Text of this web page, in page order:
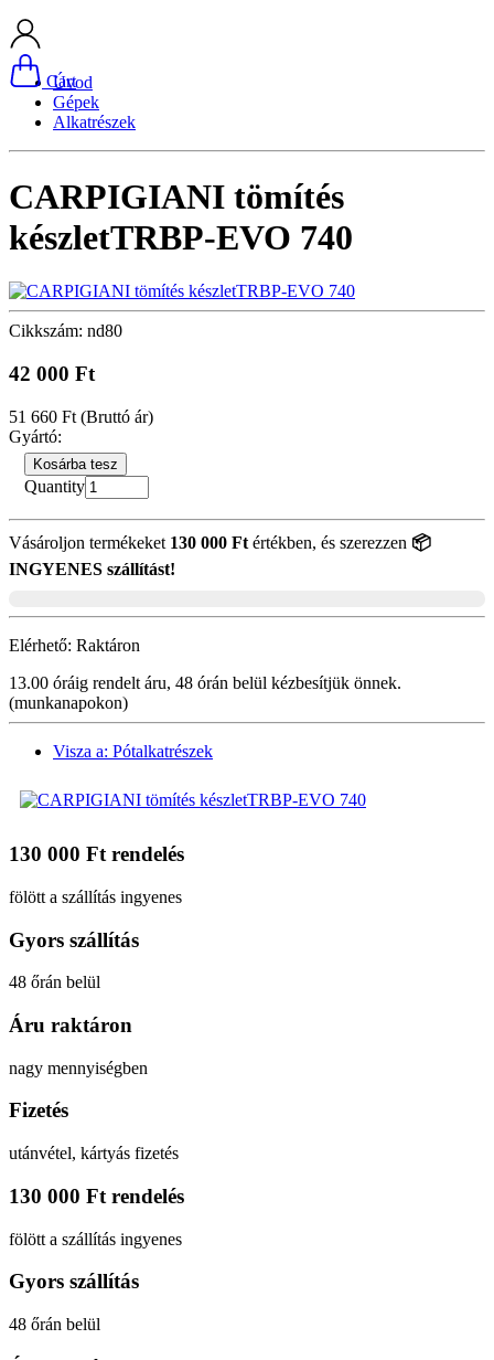
Cart
Úvod
Gépek
Alkatrészek
CARPIGIANI tömítés
készletTRBP-EVO 740
Cikkszám: nd80
42 000 Ft
51 660 Ft (Bruttó ár)
Gyártó:
Kosárba tesz
Quantity
Vásároljon termékeket 130 000 Ft értékben, és szerezzen 📦
INGYENES szállítást!
Elérhető: Raktáron
13.00 óráig rendelt áru, 48 órán belül kézbesítjük önnek.
(munkanapokon)
Visza a: Pótalkatrészek
130 000 Ft rendelés
fölött a szállítás ingyenes
Gyors szállítás
48 őrán belül
Áru raktáron
nagy mennyiségben
Fizetés
utánvétel, kártyás fizetés
130 000 Ft rendelés
fölött a szállítás ingyenes
Gyors szállítás
48 őrán belül